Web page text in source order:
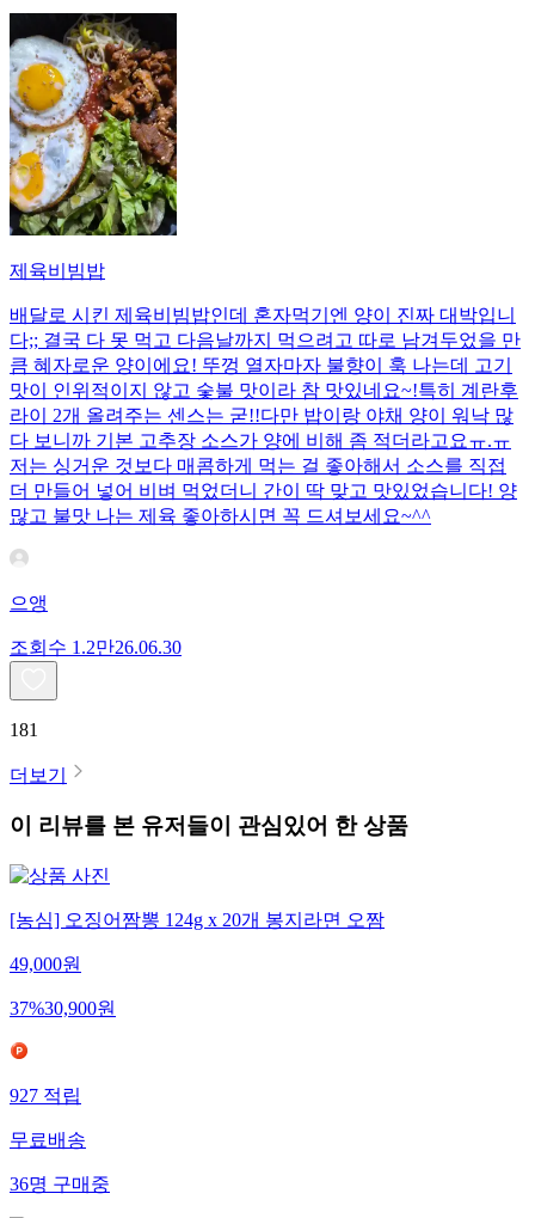
제육비빔밥
배달로 시킨 제육비빔밥인데 혼자먹기엔 양이 진짜 대박입니
다;; 결국 다 못 먹고 다음날까지 먹으려고 따로 남겨두었을 만
큼 혜자로운 양이에요! 뚜껑 열자마자 불향이 훅 나는데 고기
맛이 인위적이지 않고 숯불 맛이라 참 맛있네요~!특히 계란후
라이 2개 올려주는 센스는 굳!! ​다만 밥이랑 야채 양이 워낙 많
다 보니까 기본 고추장 소스가 양에 비해 좀 적더라고요ㅠ.ㅠ
저는 싱거운 것보다 매콤하게 먹는 걸 좋아해서 소스를 직접
더 만들어 넣어 비벼 먹었더니 간이 딱 맞고 맛있었습니다! 양
많고 불맛 나는 제육 좋아하시면 꼭 드셔보세요~^^
으앵
조회수 1.2만26.06.30
181
더보기
이 리뷰를 본 유저들이 관심있어 한 상품
[농심] 오징어짬뽕 124g x 20개 봉지라면 오짬
49,000원
37%30,900원
927 적립
무료배송
36명 구매중